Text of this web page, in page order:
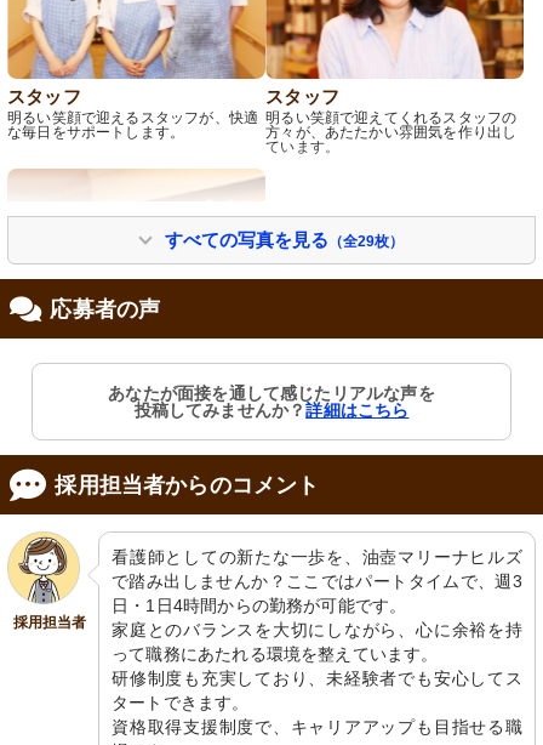
スタッフ
明るい笑顔で迎えるスタッフが、快適
な毎日をサポートします。
スタッフ
明るい笑顔で迎えてくれるスタッフの
方々が、あたたかい雰囲気を作り出し
ています。
明るく笑顔で対応するスタッフが、温
かい雰囲気を醸し出しています。
職場写真
落ち着いた色合いで統一された、堂々
ゆったりした空間で利用者が食事を楽
すべての写真を見る （全29枚）
応募者の声
あなたが面接を通して感じたリアルな声を
投稿してみませんか？詳細はこちら
採用担当者からのコメント
採用担当者
看護師としての新たな一歩を、油壺マリーナヒルズ
で踏み出しませんか？ここではパートタイムで、週3
日・1日4時間からの勤務が可能です。
家庭とのバランスを大切にしながら、心に余裕を持
って職務にあたれる環境を整えています。
研修制度も充実しており、未経験者でも安心してス
タートできます。
資格取得支援制度で、キャリアアップも目指せる職